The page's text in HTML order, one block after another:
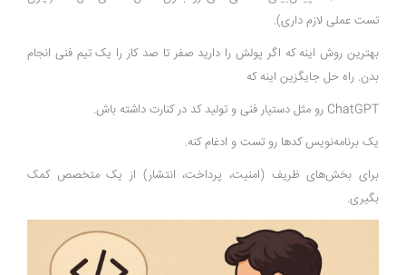
تست عملی لازم داری).
بهترین روش اینه که اگر پولش را دارید صفر تا صد کار را یک تیم فنی انجام
بدن. راه حل جایگزین اینه که
ChatGPT رو مثل دستیار فنی و تولید کد در کنارت داشته باش.
یک برنامه‌نویس کدها رو تست و ادغام کنه.
برای بخش‌های ظریف (امنیت، پرداخت، انتشار) از یک متخصص کمک
بگیری.